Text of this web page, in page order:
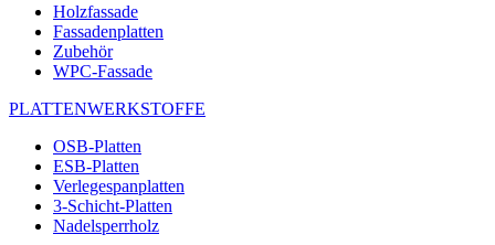
Holzfassade
Fassadenplatten
Zubehör
WPC-Fassade
PLATTENWERKSTOFFE
OSB-Platten
ESB-Platten
Verlegespanplatten
3-Schicht-Platten
Nadelsperrholz